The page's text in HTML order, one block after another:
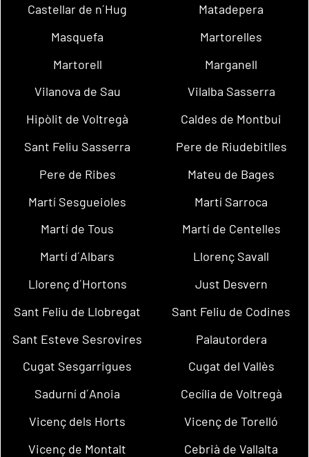
Castellar de n´Hug
Matadepera
Masquefa
Martorelles
Martorell
Marganell
Vilanova de Sau
Vilalba Sasserra
Hipòlit de Voltregà
Caldes de Montbui
Sant Feliu Sasserra
Pere de Riudebitlles
Pere de Ribes
Mateu de Bages
Martí Sesgueioles
Martí Sarroca
Martí de Tous
Martí de Centelles
Martí d´Albars
Llorenç Savall
Llorenç d´Hortons
Just Desvern
Sant Feliu de Llobregat
Sant Feliu de Codines
Sant Esteve Sesrovires
Palautordera
Cugat Sesgarrigues
Cugat del Vallès
Sadurní d´Anoia
Cecília de Voltregà
Vicenç dels Horts
Vicenç de Torelló
Vicenç de Montalt
Cebrià de Vallalta